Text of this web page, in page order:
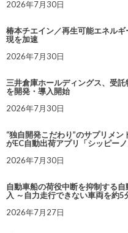
2026年7月30日
椿本チエイン／再生可能エネル
現を加速
2026年7月30日
三井倉庫ホールディングス、受託
を開発・導入開始
2026年7月30日
“独自開発こだわり”のサプリメ
がEC自動出荷アプリ「シッピー
2026年7月30日
自動車船の荷役中断を抑制する
入 ～自力走行できない車両を約5
2026年7月27日